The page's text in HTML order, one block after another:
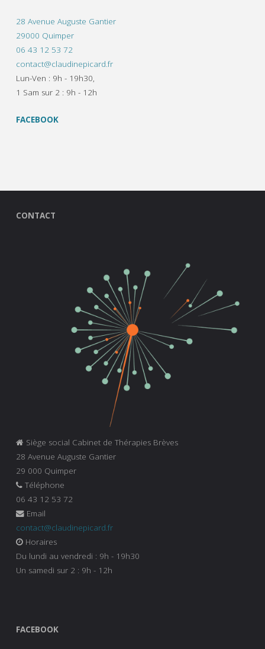
28 Avenue Auguste Gantier
29000 Quimper
06 43 12 53 72
contact@claudinepicard.fr
Lun-Ven : 9h - 19h30,
1 Sam sur 2 : 9h - 12h
FACEBOOK
CONTACT
Siège social Cabinet de Thérapies Brèves
28 Avenue Auguste Gantier
29 000 Quimper
Téléphone
06 43 12 53 72
Email
contact@claudinepicard.fr
Horaires
Du lundi au vendredi : 9h - 19h30
Un samedi sur 2 : 9h - 12h
FACEBOOK